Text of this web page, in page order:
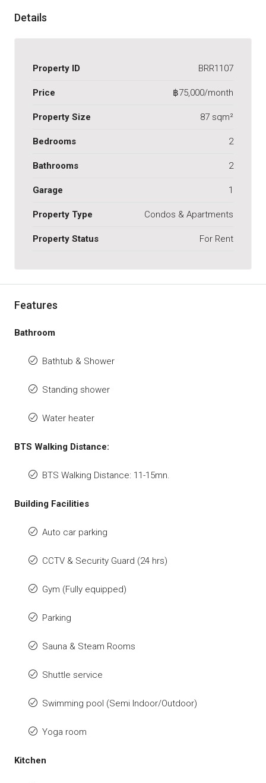
Details
Property ID BRR1107
Price ฿75,000/month
Property Size 87 sqm²
Bedrooms 2
Bathrooms 2
Garage 1
Property Type Condos & Apartments
Property Status For Rent
Features
Bathroom
Bathtub & Shower
Standing shower
Water heater
BTS Walking Distance:
BTS Walking Distance: 11-15mn.
Building Facilities
Auto car parking
CCTV & Security Guard (24 hrs)
Gym (Fully equipped)
Parking
Sauna & Steam Rooms
Shuttle service
Swimming pool (Semi Indoor/Outdoor)
Yoga room
Kitchen